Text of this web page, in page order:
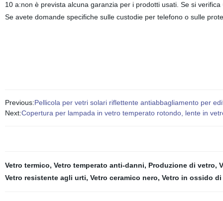
10 a:non è prevista alcuna garanzia per i prodotti usati. Se si
Se avete domande specifiche sulle custodie per telefono o sulle
Previous:Pellicola per vetri solari riflettente antiabbagliamento per
Next:Copertura per lampada in vetro temperato rotondo, lente in
Vetro termico, Vetro temperato anti-danni, Produzione di vetro,
Vetro resistente agli urti, Vetro ceramico nero, Vetro in ossido